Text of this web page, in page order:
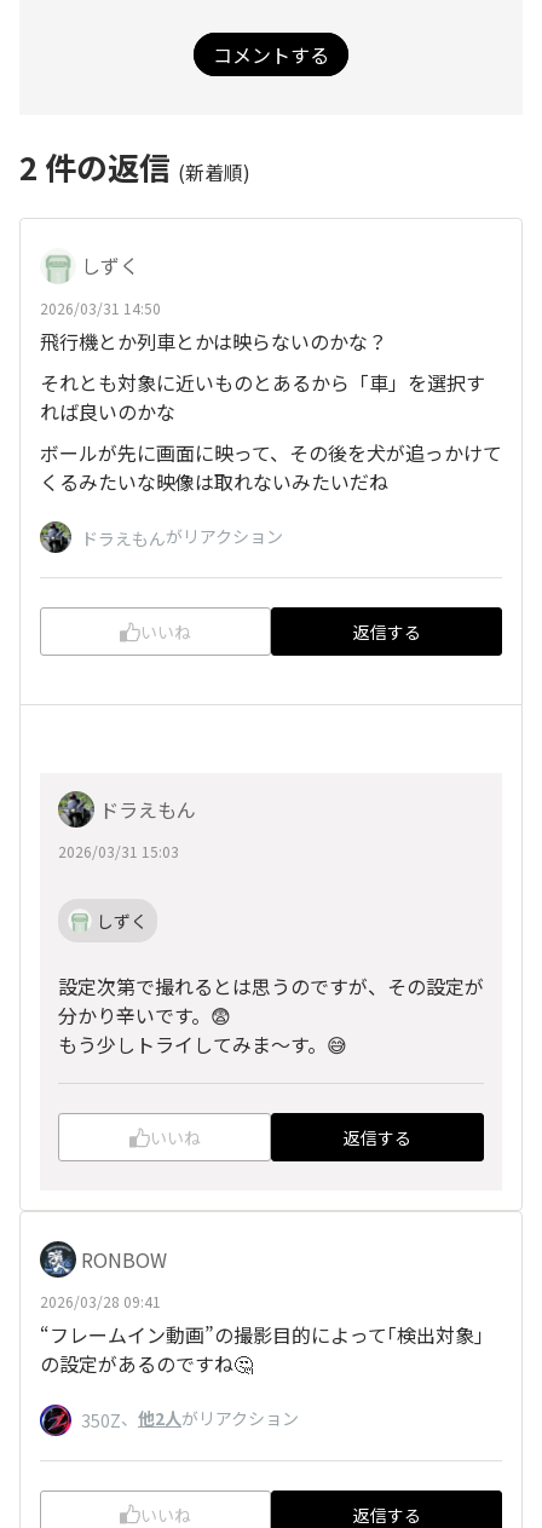
コメントする
2 件の返信 (新着順)
しずく
2026/03/31 14:50
飛行機とか列車とかは映らないのかな？
それとも対象に近いものとあるから「車」を選択す
れば良いのかな
ボールが先に画面に映って、その後を犬が追っかけて
くるみたいな映像は取れないみたいだね
ドラえもんがリアクション
いいね 返信する
ドラえもん
2026/03/31 15:03
しずく
設定次第で撮れるとは思うのですが、その設定が
分かり辛いです。😨
もう少しトライしてみま〜す。😅
いいね 返信する
RONBOW
2026/03/28 09:41
“フレームイン動画”の撮影目的によって｢検出対象｣
の設定があるのですね🤔
350Z、 他2人がリアクション
いいね 返信する